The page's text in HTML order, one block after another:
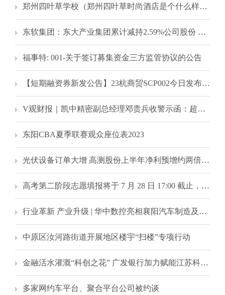
郑州四叶草学校（郑州四叶草时尚酒店是个什么样的酒店地址在哪啊）
东软集团：东大产业集团累计减持2.59%公司股份 套现3.44亿元 持股比例降至5%以下
福事特: 001-关于签订募集资金三方监管协议的公告
【短期融资券新发公告】23杭商贸SCP002今日发布发行公告
V观财报｜凯中精密副总经理邓贵兵收警示函：超计划减持
东阳CBA夏季联赛观众座位表2023
光伏设备订单大增 高测股份上半年净利预增约两倍 7~7.2亿
高考第二阶段志愿填报将于 7 月 28 日 17:00 截止，别忘了参加网上咨询会！
行业革新 产业升级 | 华中数控亮相襄阳汽车制造及零部件加工行业交流沙龙活动
中原区汝河路街道开展地区楼宇“扫楼”专项行动
金融活水灌溉“科创之花” 广发银行加力赋能江苏科技创新走在前
多家网约车平台、聚合平台公司被约谈